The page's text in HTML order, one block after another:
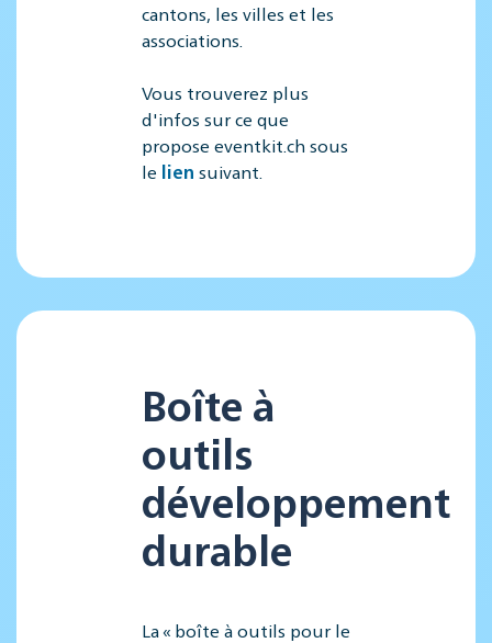
cantons, les villes et les
associations.
Vous trouverez plus
d'infos sur ce que
propose eventkit.ch sous
le lien suivant.
Boîte à
outils
développement
durable
La « boîte à outils pour le